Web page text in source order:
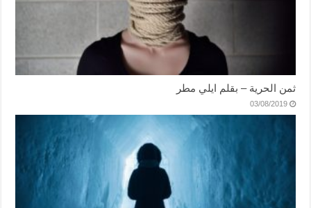
ثمن الحرية – بقلم ايلي مطر
03/08/2019